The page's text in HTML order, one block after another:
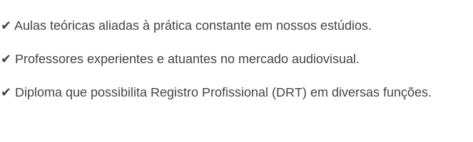
✔ Aulas teóricas aliadas à prática constante em nossos estúdios.
✔ Professores experientes e atuantes no mercado audiovisual.
✔ Diploma que possibilita Registro Profissional (DRT) em diversas funções.